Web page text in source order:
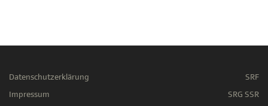
Datenschutzerklärung
Impressum
SRF
SRG SSR